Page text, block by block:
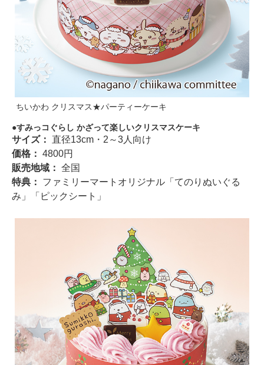
ちいかわ クリスマス★パーティーケーキ
すみっコぐらし かざって楽しいクリスマスケーキ
サイズ： 直径13cm・2～3人向け
価格： 4800円
販売地域： 全国
特典： ファミリーマートオリジナル「てのりぬいぐる
み」「ピックシート」